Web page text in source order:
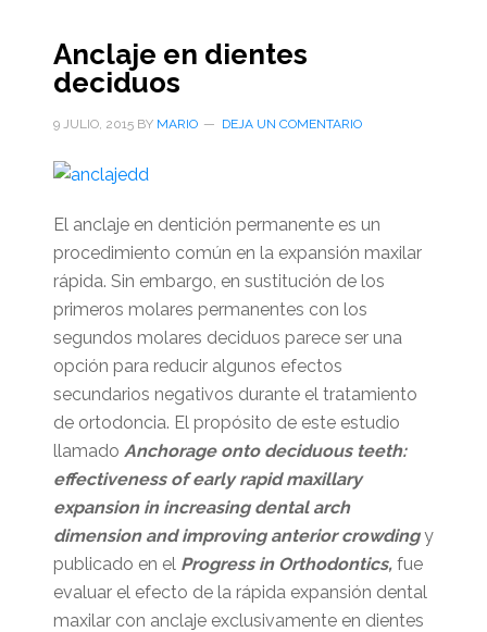
Anclaje en dientes
deciduos
9 JULIO, 2015BY MARIO DEJA UN COMENTARIO
El anclaje en dentición permanente es un
procedimiento común en la expansión maxilar
rápida. Sin embargo, en sustitución de los
primeros molares permanentes con los
segundos molares deciduos parece ser una
opción para reducir algunos efectos
secundarios negativos durante el tratamiento
de ortodoncia. El propósito de este estudio
llamado Anchorage onto deciduous teeth:
effectiveness of early rapid maxillary
expansion in increasing dental arch
dimension and improving anterior crowdingy
publicado en elProgress in Orthodontics, fue
evaluar el efecto de la rápida expansión dental
maxilar con anclaje exclusivamente en dientes